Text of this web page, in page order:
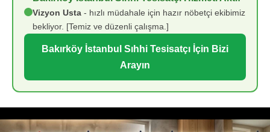
Vizyon Usta - hızlı müdahale için hazır nöbetçi ekibimiz
bekliyor. [Temiz ve düzenli çalışma.]
Bakırköy İstanbul Sıhhi Tesisatçı İçin Bizi
Arayın